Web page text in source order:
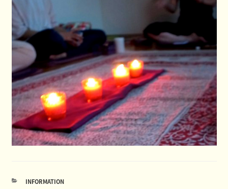
カ
INFORMATION